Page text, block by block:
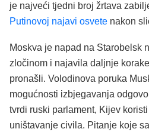
je najveći tjedni broj žrtava
Putinovoj najavi osvete nakon
Moskva je napad na Starobelsk
zločinom i najavila daljnje
pronašli. Volodinova poruka
mogućnosti izbjegavanja
tvrdi ruski parlament, Kijev
uništavanje civila. Pitanje koje